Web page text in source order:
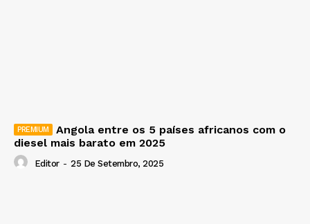
Angola entre os 5 países africanos com o
diesel mais barato em 2025
Editor - 25 De Setembro, 2025